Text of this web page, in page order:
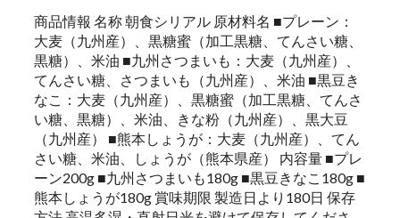
商品情報 名称 朝食シリアル 原材料名 ■プレーン：
大麦（九州産）、黒糖蜜（加工黒糖、てんさい糖、
黒糖）、米油 ■九州さつまいも：大麦（九州産）、
てんさい糖、さつまいも（九州産）、米油 ■黒豆き
なこ：大麦（九州産）、黒糖蜜（加工黒糖、てんさ
い糖、黒糖）、米油、きな粉（九州産）、黒大豆
（九州産） ■熊本しょうが：大麦（九州産）、てん
さい糖、米油、しょうが（熊本県産） 内容量 ■プレ
ーン200g ■九州さつまいも180g ■黒豆きなこ180g ■
熊本しょうが180g 賞味期限 製造日より180日 保存